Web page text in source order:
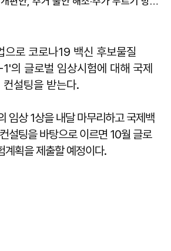
으로 코로나19 백신 후보물질
글로벌 임상시험에 대해 국제
설팅을 받는다.
임상 1상을 내달 마무리하고 국제백
설팅을 바탕으로 이르면 10월 글로
계획을 제출할 예정이다.